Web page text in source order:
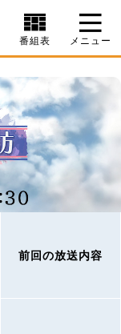
番組表 メニュー
前回の放送内容